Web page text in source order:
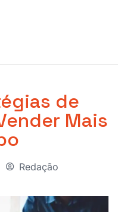
de
Mais
Redação